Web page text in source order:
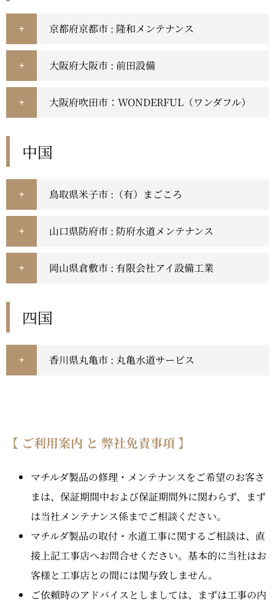
京都府京都市 : 隆和メンテナンス
大阪府大阪市 : 前田設備
大阪府吹田市：WONDERFUL（ワンダフル）
中国
鳥取県米子市 :（有）まごころ
山口県防府市 : 防府水道メンテナンス
岡山県倉敷市 : 有限会社アイ設備工業
四国
香川県丸亀市 : 丸亀水道サービス
【 ご利用案内 と 弊社免責事項 】
マチルダ製品の修理・メンテナンスをご希望のお客さ
まは、保証期間中および保証期間外に関わらず、まず
は当社メンテナンス係までご相談ください。
マチルダ製品の取付・水道工事に関するご相談は、直
接上記工事店へお問合せください。基本的に当社はお
客様と工事店との間には関与致しません。
ご依頼時のアドバイスとしましては、まずは工事の内